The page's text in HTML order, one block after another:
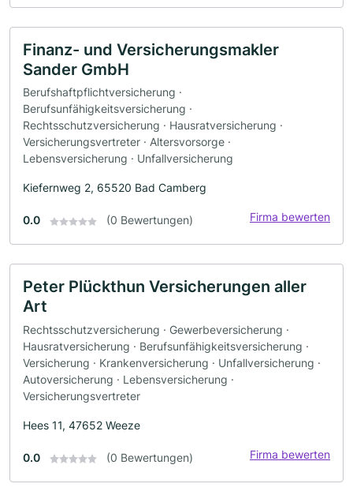
Finanz- und Versicherungsmakler
Sander GmbH
Berufshaftpflichtversicherung ·
Berufsunfähigkeitsversicherung ·
Rechtsschutzversicherung · Hausratversicherung ·
Versicherungsvertreter · Altersvorsorge ·
Lebensversicherung · Unfallversicherung
Kiefernweg 2, 65520 Bad Camberg
0.0 (0 Bewertungen) Firma bewerten
Peter Plückthun Versicherungen aller
Art
Rechtsschutzversicherung · Gewerbeversicherung ·
Hausratversicherung · Berufsunfähigkeitsversicherung ·
Versicherung · Krankenversicherung · Unfallversicherung ·
Autoversicherung · Lebensversicherung ·
Versicherungsvertreter
Hees 11, 47652 Weeze
0.0 (0 Bewertungen) Firma bewerten